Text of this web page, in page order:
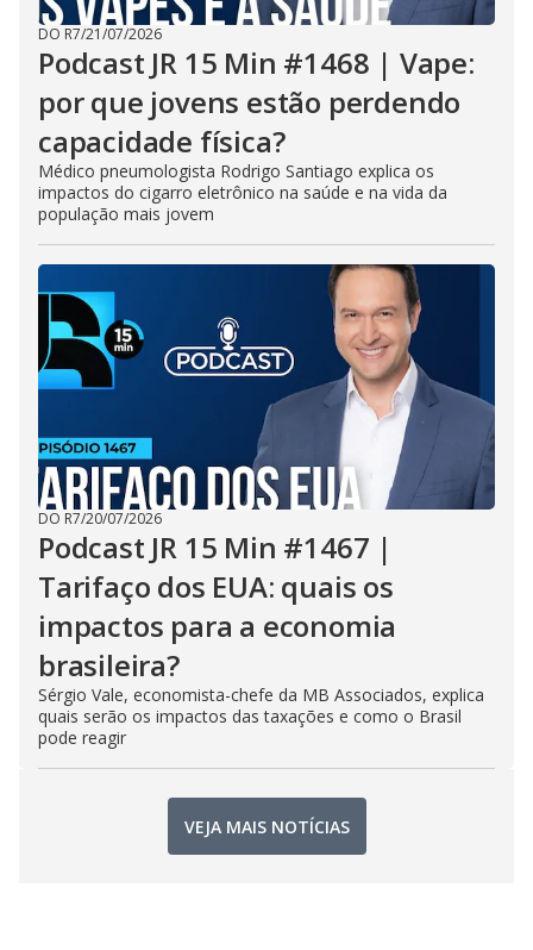
DO R7/21/07/2026
Podcast JR 15 Min #1468 | Vape:
por que jovens estão perdendo
capacidade física?
Médico pneumologista Rodrigo Santiago explica os
impactos do cigarro eletrônico na saúde e na vida da
população mais jovem
DO R7/20/07/2026
Podcast JR 15 Min #1467 |
Tarifaço dos EUA: quais os
impactos para a economia
brasileira?
Sérgio Vale, economista-chefe da MB Associados, explica
quais serão os impactos das taxações e como o Brasil
pode reagir
VEJA MAIS NOTÍCIAS